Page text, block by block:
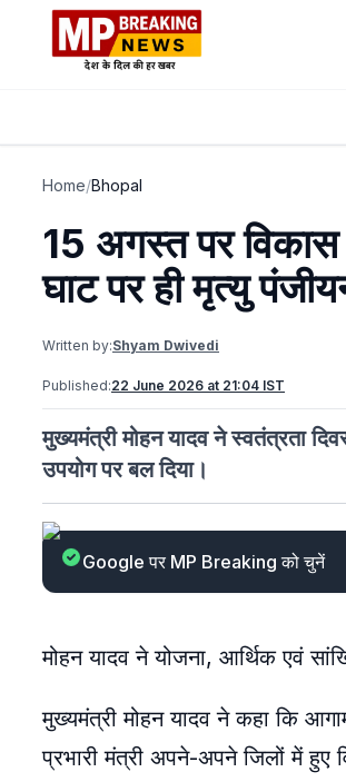
Home/Bhopal
15 अगस्त पर विकास
घाट पर ही मृत्यु
Written by:Shyam Dwivedi
Published:22 June 2026 at 21:04 IST
मुख्यमंत्री मोहन यादव ने स्वतंत्रता
उपयोग पर बल दिया।
Google पर MP Breaking को चुनें
मोहन यादव ने योजना, आर्थिक एवं
मुख्यमंत्री मोहन यादव ने कहा कि
प्रभारी मंत्री अपने-अपने जिलों में हुए